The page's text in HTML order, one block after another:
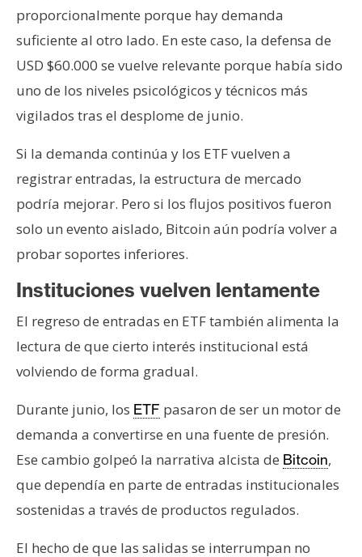
proporcionalmente porque hay demanda
suficiente al otro lado. En este caso, la defensa de
USD $60.000 se vuelve relevante porque había sido
uno de los niveles psicológicos y técnicos más
vigilados tras el desplome de junio.
Si la demanda continúa y los ETF vuelven a
registrar entradas, la estructura de mercado
podría mejorar. Pero si los flujos positivos fueron
solo un evento aislado, Bitcoin aún podría volver a
probar soportes inferiores.
Instituciones vuelven lentamente
El regreso de entradas en ETF también alimenta la
lectura de que cierto interés institucional está
volviendo de forma gradual.
Durante junio, los ETF pasaron de ser un motor de
demanda a convertirse en una fuente de presión.
Ese cambio golpeó la narrativa alcista de Bitcoin,
que dependía en parte de entradas institucionales
sostenidas a través de productos regulados.
El hecho de que las salidas se interrumpan no